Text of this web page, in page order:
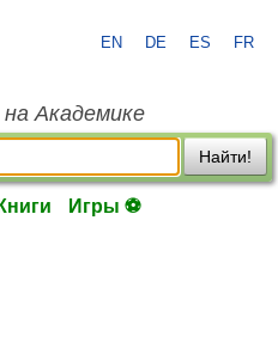
EN DE ES FR
Академике
Найти!
Книги Игры ⚽